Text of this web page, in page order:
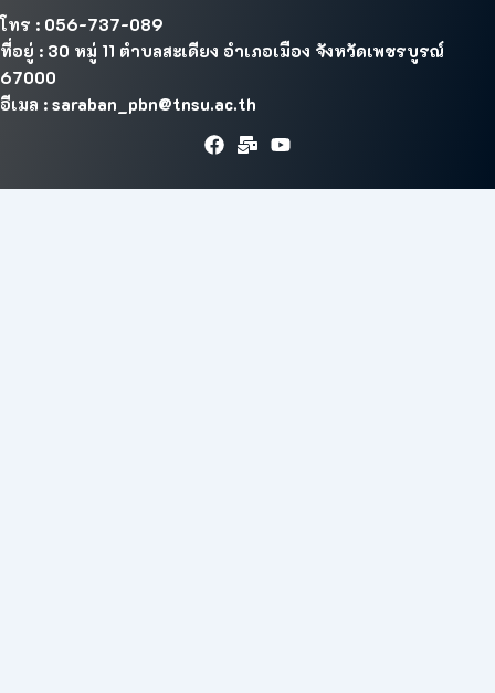
โทร : 056-737-089
ที่อยู่ : 30 หมู่ 11 ตำบลสะเดียง อำเภอเมือง จังหวัดเพชรบูรณ์
67000
อีเมล : saraban_pbn@tnsu.ac.th